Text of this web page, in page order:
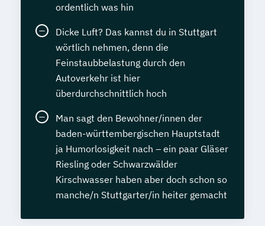
ordentlich was hin
Dicke Luft? Das kannst du in Stuttgart
wörtlich nehmen, denn die
Feinstaubbelastung durch den
Autoverkehr ist hier
überdurchschnittlich hoch
Man sagt den Bewohner/innen der
baden-württembergischen Hauptstadt
ja Humorlosigkeit nach – ein paar Gläser
Riesling oder Schwarzwälder
Kirschwasser haben aber doch schon so
manche/n Stuttgarter/in heiter gemacht